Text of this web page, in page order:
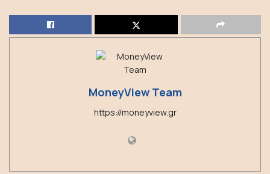
MoneyView Team
https://moneyview.gr